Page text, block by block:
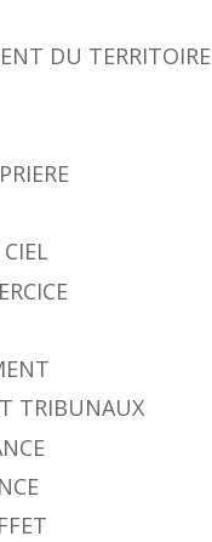
DU TERRITOIRE
TRIBUNAUX